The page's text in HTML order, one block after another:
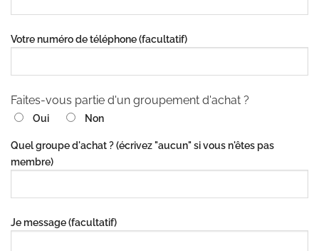
Votre numéro de téléphone (facultatif)
Faites-vous partie d'un groupement d'achat ?
Oui Non
Quel groupe d'achat ? (écrivez "aucun" si vous n'êtes pas
membre)
Je message (facultatif)